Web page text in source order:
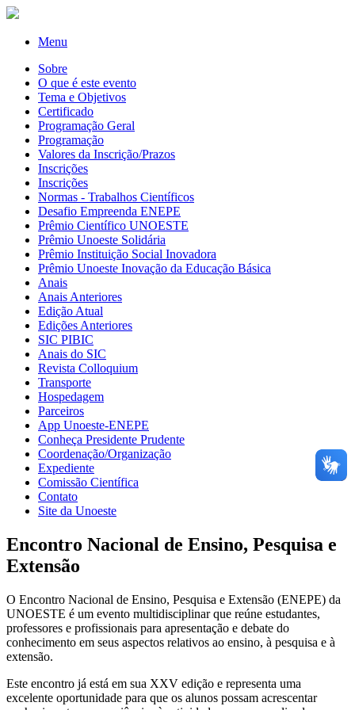
Menu
Sobre
O que é este evento
Tema e Objetivos
Certificado
Programação Geral
Programação
Valores da Inscrição/Prazos
Inscrições
Inscrições
Normas - Trabalhos Científicos
Desafio Empreenda ENEPE
Prêmio Científico UNOESTE
Prêmio Unoeste Solidária
Prêmio Instituição Social Inovadora
Prêmio Unoeste Inovação da Educação Básica
Anais
Anais Anteriores
Edição Atual
Edições Anteriores
SIC PIBIC
Anais do SIC
Revista Colloquium
Transporte
Hospedagem
Parceiros
App Unoeste-ENEPE
Conheça Presidente Prudente
Coordenação/Organização
Expediente
Comissão Científica
Contato
Site da Unoeste
Encontro Nacional de Ensino, Pesquisa e
Extensão
O Encontro Nacional de Ensino, Pesquisa e Extensão (ENEPE) da
UNOESTE é um evento multidisciplinar que reúne estudantes,
professores e profissionais para apresentação e debate do
conhecimento em seus aspectos relativos ao ensino, à pesquisa e à
extensão.
Este encontro já está em sua XXV edição e representa uma
excelente oportunidade para que os alunos possam acrescentar